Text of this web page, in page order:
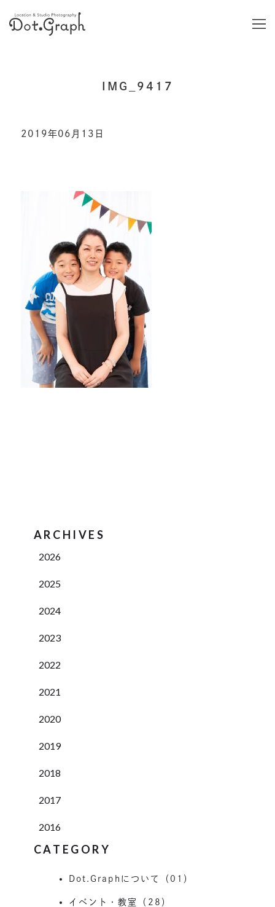
IMG_9417
2019年06月13日
ARCHIVES
2026
2025
2024
2023
2022
2021
2020
2019
2018
2017
2016
CATEGORY
Dot.Graphについて（01）
イベント・教室（28）